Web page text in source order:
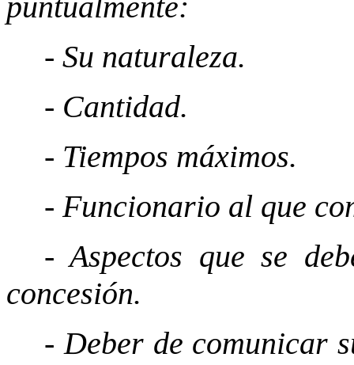
puntualmente:
- Su naturaleza.
- Cantidad.
- Tiempos máximos.
- Funcionario al que
- Aspectos que se
concesión.
- Deber de comunicar